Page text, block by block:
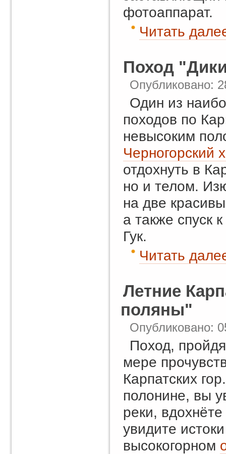
фотоаппарат.
Читать
Поход
Опубликовано:
Один из
походов по
невысоким
Черногорский
отдохнуть в
но и телом.
на две
а также спуск
Гук.
Читать
Летние
поляны"
Опубликовано:
Поход,
мере
Карпатских
полонине, вы
реки,
увидите
высокогорном